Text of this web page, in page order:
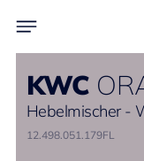
KWC
Hebelmischer -
12.498.051.179FL